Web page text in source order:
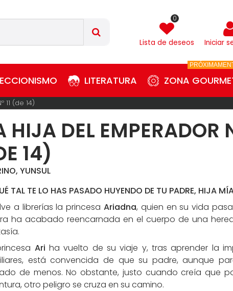
0
Lista de deseos Iniciar
LITERATURA ZONA
11 (de 14)
HIJA DEL EMPERADOR
14)
YUNSUL
TAL TE LO HAS PASADO HUYENDO DE TU PADRE, HIJA
a librerías la princesa Ariadna, quien en su vida
ha acabado reencarnada en el cuerpo de una
Ari ha vuelto de su viaje y, tras aprender la
está convencida de que su padre, aunque
de menos. No obstante, justo cuando creía que
otro peligro se cruza en su camino.